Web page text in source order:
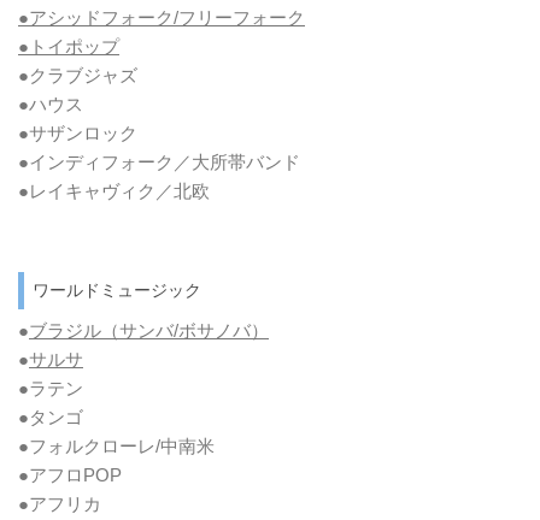
●アシッドフォーク/フリーフォーク
●トイポップ
●クラブジャズ
●ハウス
●サザンロック
●インディフォーク／大所帯バンド
●レイキャヴィク／北欧
ワールドミュージック
●ブラジル（サンバ/ボサノバ）
●サルサ
●ラテン
●タンゴ
●フォルクローレ/中南米
●アフロPOP
●アフリカ